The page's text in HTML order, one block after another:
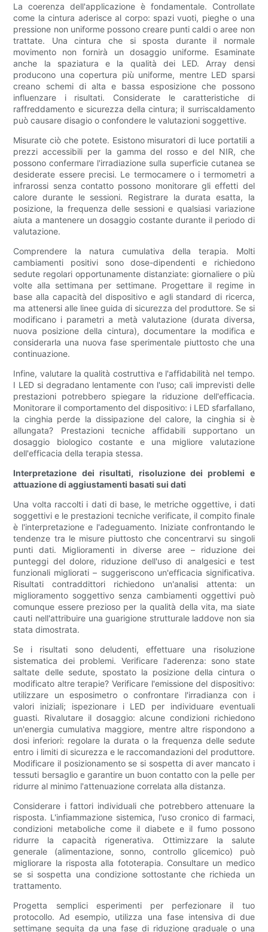
La coerenza dell'applicazione è fondamentale. Controllate
come la cintura aderisce al corpo: spazi vuoti, pieghe o una
pressione non uniforme possono creare punti caldi o aree non
trattate. Una cintura che si sposta durante il normale
movimento non fornirà un dosaggio uniforme. Esaminate
anche la spaziatura e la qualità dei LED. Array densi
producono una copertura più uniforme, mentre LED sparsi
creano schemi di alta e bassa esposizione che possono
influenzare i risultati. Considerate le caratteristiche di
raffreddamento e sicurezza della cintura; il surriscaldamento
può causare disagio o confondere le valutazioni soggettive.
Misurate ciò che potete. Esistono misuratori di luce portatili a
prezzi accessibili per la gamma del rosso e del NIR, che
possono confermare l'irradiazione sulla superficie cutanea se
desiderate essere precisi. Le termocamere o i termometri a
infrarossi senza contatto possono monitorare gli effetti del
calore durante le sessioni. Registrare la durata esatta, la
posizione, la frequenza delle sessioni e qualsiasi variazione
aiuta a mantenere un dosaggio costante durante il periodo di
valutazione.
Comprendere la natura cumulativa della terapia. Molti
cambiamenti positivi sono dose-dipendenti e richiedono
sedute regolari opportunamente distanziate: giornaliere o più
volte alla settimana per settimane. Progettare il regime in
base alla capacità del dispositivo e agli standard di ricerca,
ma attenersi alle linee guida di sicurezza del produttore. Se si
modificano i parametri a metà valutazione (durata diversa,
nuova posizione della cintura), documentare la modifica e
considerarla una nuova fase sperimentale piuttosto che una
continuazione.
Infine, valutare la qualità costruttiva e l'affidabilità nel tempo.
I LED si degradano lentamente con l'uso; cali imprevisti delle
prestazioni potrebbero spiegare la riduzione dell'efficacia.
Monitorare il comportamento del dispositivo: i LED sfarfallano,
la cinghia perde la dissipazione del calore, la cinghia si è
allungata? Prestazioni tecniche affidabili supportano un
dosaggio biologico costante e una migliore valutazione
dell'efficacia della terapia stessa.
Interpretazione dei risultati, risoluzione dei problemi e
attuazione di aggiustamenti basati sui dati
Una volta raccolti i dati di base, le metriche oggettive, i dati
soggettivi e le prestazioni tecniche verificate, il compito finale
è l'interpretazione e l'adeguamento. Iniziate confrontando le
tendenze tra le misure piuttosto che concentrarvi su singoli
punti dati. Miglioramenti in diverse aree – riduzione dei
punteggi del dolore, riduzione dell'uso di analgesici e test
funzionali migliorati – suggeriscono un'efficacia significativa.
Risultati contraddittori richiedono un'analisi attenta: un
miglioramento soggettivo senza cambiamenti oggettivi può
comunque essere prezioso per la qualità della vita, ma siate
cauti nell'attribuire una guarigione strutturale laddove non sia
stata dimostrata.
Se i risultati sono deludenti, effettuare una risoluzione
sistematica dei problemi. Verificare l'aderenza: sono state
saltate delle sedute, spostato la posizione della cintura o
modificato altre terapie? Verificare l'emissione del dispositivo:
utilizzare un esposimetro o confrontare l'irradianza con i
valori iniziali; ispezionare i LED per individuare eventuali
guasti. Rivalutare il dosaggio: alcune condizioni richiedono
un'energia cumulativa maggiore, mentre altre rispondono a
dosi inferiori: regolare la durata o la frequenza delle sedute
entro i limiti di sicurezza e le raccomandazioni del produttore.
Modificare il posizionamento se si sospetta di aver mancato i
tessuti bersaglio e garantire un buon contatto con la pelle per
ridurre al minimo l'attenuazione correlata alla distanza.
Considerare i fattori individuali che potrebbero attenuare la
risposta. L'infiammazione sistemica, l'uso cronico di farmaci,
condizioni metaboliche come il diabete e il fumo possono
ridurre la capacità rigenerativa. Ottimizzare la salute
generale (alimentazione, sonno, controllo glicemico) può
migliorare la risposta alla fototerapia. Consultare un medico
se si sospetta una condizione sottostante che richieda un
trattamento.
Progetta semplici esperimenti per perfezionare il tuo
protocollo. Ad esempio, utilizza una fase intensiva di due
settimane seguita da una fase di riduzione graduale o una